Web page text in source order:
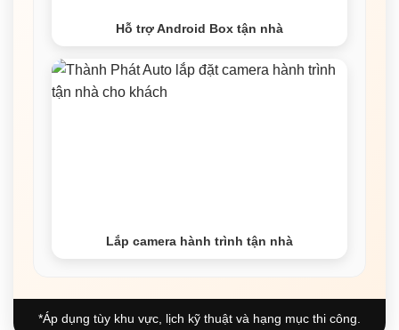
Hỗ trợ Android Box tận nhà
Lắp camera hành trình tận nhà
*Áp dụng tùy khu vực, lịch kỹ thuật và hạng mục thi công.